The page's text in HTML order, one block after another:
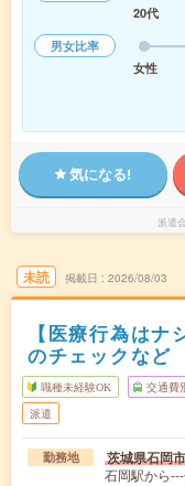
20代
男女比率
女性
気になる!
派遣
未読 掲載日 2026/08/03
【医療行為は
のチェックなど
職種未経験OK 交通費
派遣
勤務地 茨城県石岡市
石岡駅から